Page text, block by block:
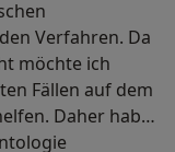
Verfahren. Da
möchte ich
Fällen auf dem
Daher habe